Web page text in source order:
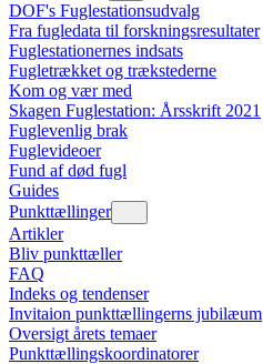
DOF's Fuglestationsudvalg
Fra fugledata til forskningsresultater
Fuglestationernes indsats
Fugletrækket og trækstederne
Kom og vær med
Skagen Fuglestation: Årsskrift 2021
Fuglevenlig brak
Fuglevideoer
Fund af død fugl
Guides
Punkttællinger
Artikler
Bliv punkttæller
FAQ
Indeks og tendenser
Invitaion punkttællingerns jubilæum
Oversigt årets temaer
Punkttællingskoordinatorer